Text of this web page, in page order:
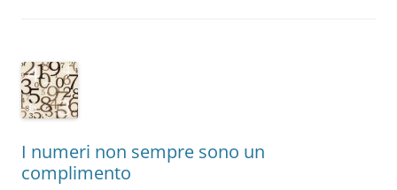
I numeri non sempre sono un
complimento